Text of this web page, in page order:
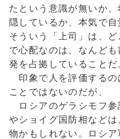
たという意識が無いか
隠しているか、本気で
そういう「上司」は、
で心配なのは、なんど
発を占拠していることだ
印象で人を評価するの
ことではないのだが、
ロシアのゲラシモフ参
やショイグ国防相など
物かもしれない。ロシ